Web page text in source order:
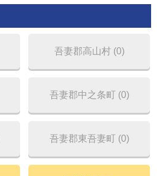
吾妻郡高山村 (0)
吾妻郡中之条町 (0)
吾妻郡東吾妻町 (0)